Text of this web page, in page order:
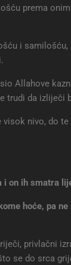
prema
i
Allahove
trudi da izliječi
nivo, do te
i on ih smatra
hoće, pa
privlačni
se do srca